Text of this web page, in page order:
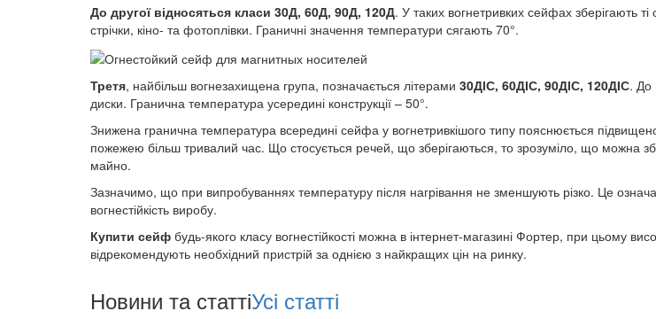
До другої відносяться класи 30Д, 60Д, 90Д, 120Д. У таких вогнетривких сейфах зберігають
стрічки, кіно- та фотоплівки. Граничні значення температури сягають 70°.
Третя, найбільш вогнезахищена група, позначається літерами 30ДІС, 60ДІС, 90ДІС, 120ДІС. До
диски. Гранична температура усередині конструкції – 50°.
Знижена гранична температура всередині сейфа у вогнетривкішого типу пояснюється
пожежею більш тривалий час. Що стосується речей, що зберігаються, то зрозуміло, що можна
майно.
Зазначимо, що при випробуваннях температуру після нагрівання не зменшують різко. Це
вогнестійкість виробу.
Купити сейф будь-якого класу вогнестійкості можна в інтернет-магазині Фортер, при цьому
відрекомендують необхідний пристрій за однією з найкращих цін на ринку.
Новини та статтіУсі статті